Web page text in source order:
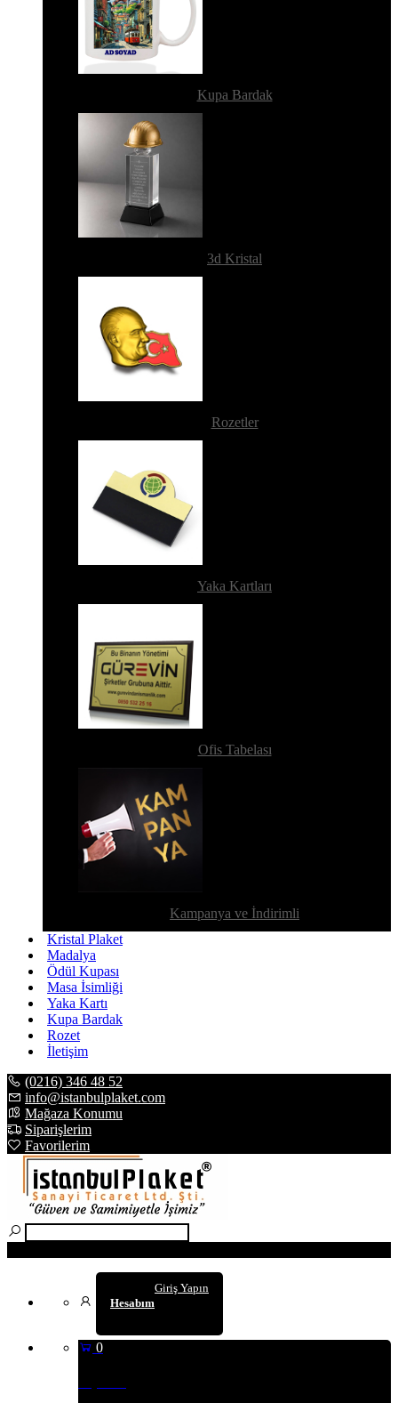
Kupa Bardak
3d Kristal
Rozetler
Yaka Kartları
Ofis Tabelası
Kampanya ve İndirimli
Kristal Plaket
Madalya
Ödül Kupası
Masa İsimliği
Yaka Kartı
Kupa Bardak
Rozet
İletişim
(0216) 346 48 52
info@istanbulplaket.com
Mağaza Konumu
Siparişlerim
Favorilerim
Hesabım
Giriş Yapın
0